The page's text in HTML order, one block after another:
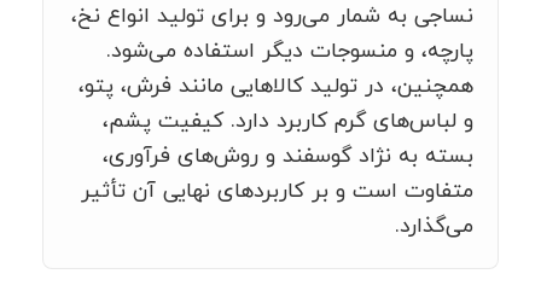
نساجی به شمار می‌رود و برای تولید انواع نخ،
پارچه، و منسوجات دیگر استفاده می‌شود.
همچنین، در تولید کالاهایی مانند فرش، پتو،
و لباس‌های گرم کاربرد دارد. کیفیت پشم،
بسته به نژاد گوسفند و روش‌های فرآوری،
متفاوت است و بر کاربردهای نهایی آن تأثیر
می‌گذارد.